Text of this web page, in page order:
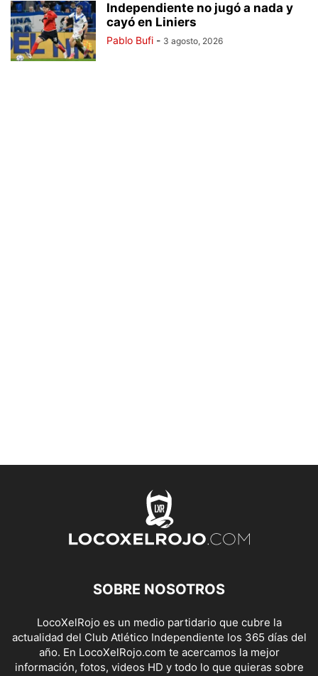
Independiente no jugó a nada y
cayó en Liniers
Pablo Bufi - 3 agosto, 2026
SOBRE NOSOTROS
LocoXelRojo es un medio partidario que cubre la
actualidad del Club Atlético Independiente los 365 días del
año. En LocoXelRojo.com te acercamos la mejor
información, fotos, videos HD y todo lo que quieras sobre